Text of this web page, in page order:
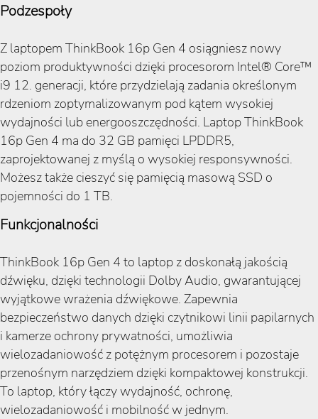
Podzespoły
Z laptopem ThinkBook 16p Gen 4 osiągniesz nowy
poziom produktywności dzięki procesorom Intel® Core™
i9 12. generacji, które przydzielają zadania określonym
rdzeniom zoptymalizowanym pod kątem wysokiej
wydajności lub energooszczędności. Laptop ThinkBook
16p Gen 4 ma do 32 GB pamięci LPDDR5,
zaprojektowanej z myślą o wysokiej responsywności.
Możesz także cieszyć się pamięcią masową SSD o
pojemności do 1 TB.
Funkcjonalności
ThinkBook 16p Gen 4 to laptop z doskonałą jakością
dźwięku, dzięki technologii Dolby Audio, gwarantującej
wyjątkowe wrażenia dźwiękowe. Zapewnia
bezpieczeństwo danych dzięki czytnikowi linii papilarnych
i kamerze ochrony prywatności, umożliwia
wielozadaniowość z potężnym procesorem i pozostaje
przenośnym narzędziem dzięki kompaktowej konstrukcji.
To laptop, który łączy wydajność, ochronę,
wielozadaniowość i mobilność w jednym.